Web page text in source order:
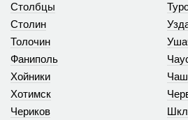
Столбцы
Столин
Толочин
Фаниполь
Хойники
Хотимск
Чериков